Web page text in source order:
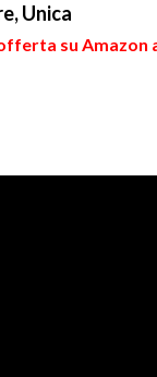
Unica
su Amazon